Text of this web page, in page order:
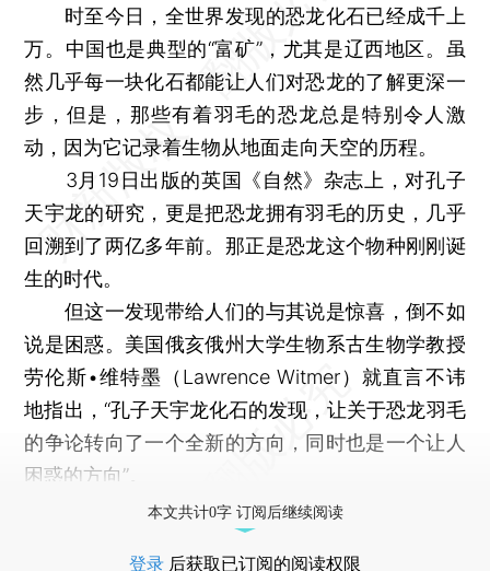
时至今日，全世界发现的恐龙化石已经成千上
万。中国也是典型的“富矿”，尤其是辽西地区。虽
然几乎每一块化石都能让人们对恐龙的了解更深一
步，但是，那些有着羽毛的恐龙总是特别令人激
动，因为它记录着生物从地面走向天空的历程。
3月19日出版的英国《自然》杂志上，对孔子
天宇龙的研究，更是把恐龙拥有羽毛的历史，几乎
回溯到了两亿多年前。那正是恐龙这个物种刚刚诞
生的时代。
但这一发现带给人们的与其说是惊喜，倒不如
说是困惑。美国俄亥俄州大学生物系古生物学教授
劳伦斯•维特墨（Lawrence Witmer）就直言不讳
地指出，“孔子天宇龙化石的发现，让关于恐龙羽毛
的争论转向了一个全新的方向，同时也是一个让人
困惑的方向”。
本文共计0字 订阅后继续阅读
登录 后获取已订阅的阅读权限